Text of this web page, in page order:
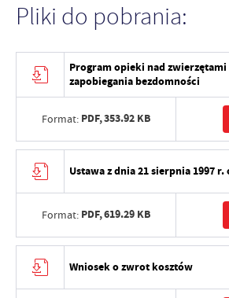
Pliki do pobrania:
Program opieki nad
zapobiegania bezdomności
Format: PDF,353.92 KB
Ustawa z dnia 21 sierpnia 1997
Format: PDF,619.29 KB
Wniosek o zwrot kosztów